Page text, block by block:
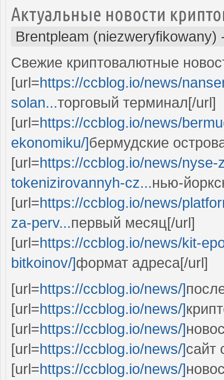
Актуальные новости
Brentpleam (niezweryfikowany)
Свежие криптовалютные
[url=https://ccblog.io/news/
solan...торговый терминал[/url]
[url=https://ccblog.io/news/
ekonomiku/]бермудские
[url=https://ccblog.io/news/
tokenizirovannyh-cz...нью-
[url=https://ccblog.io/news/
za-perv...первый месяц[/url]
[url=https://ccblog.io/news/kit-
bitkoinov/]формат адреса[/url]
[url=https://ccblog.io/news/]
[url=https://ccblog.io/news/]
[url=https://ccblog.io/news/]
[url=https://ccblog.io/news/]сайт
[url=https://ccblog.io/news/]